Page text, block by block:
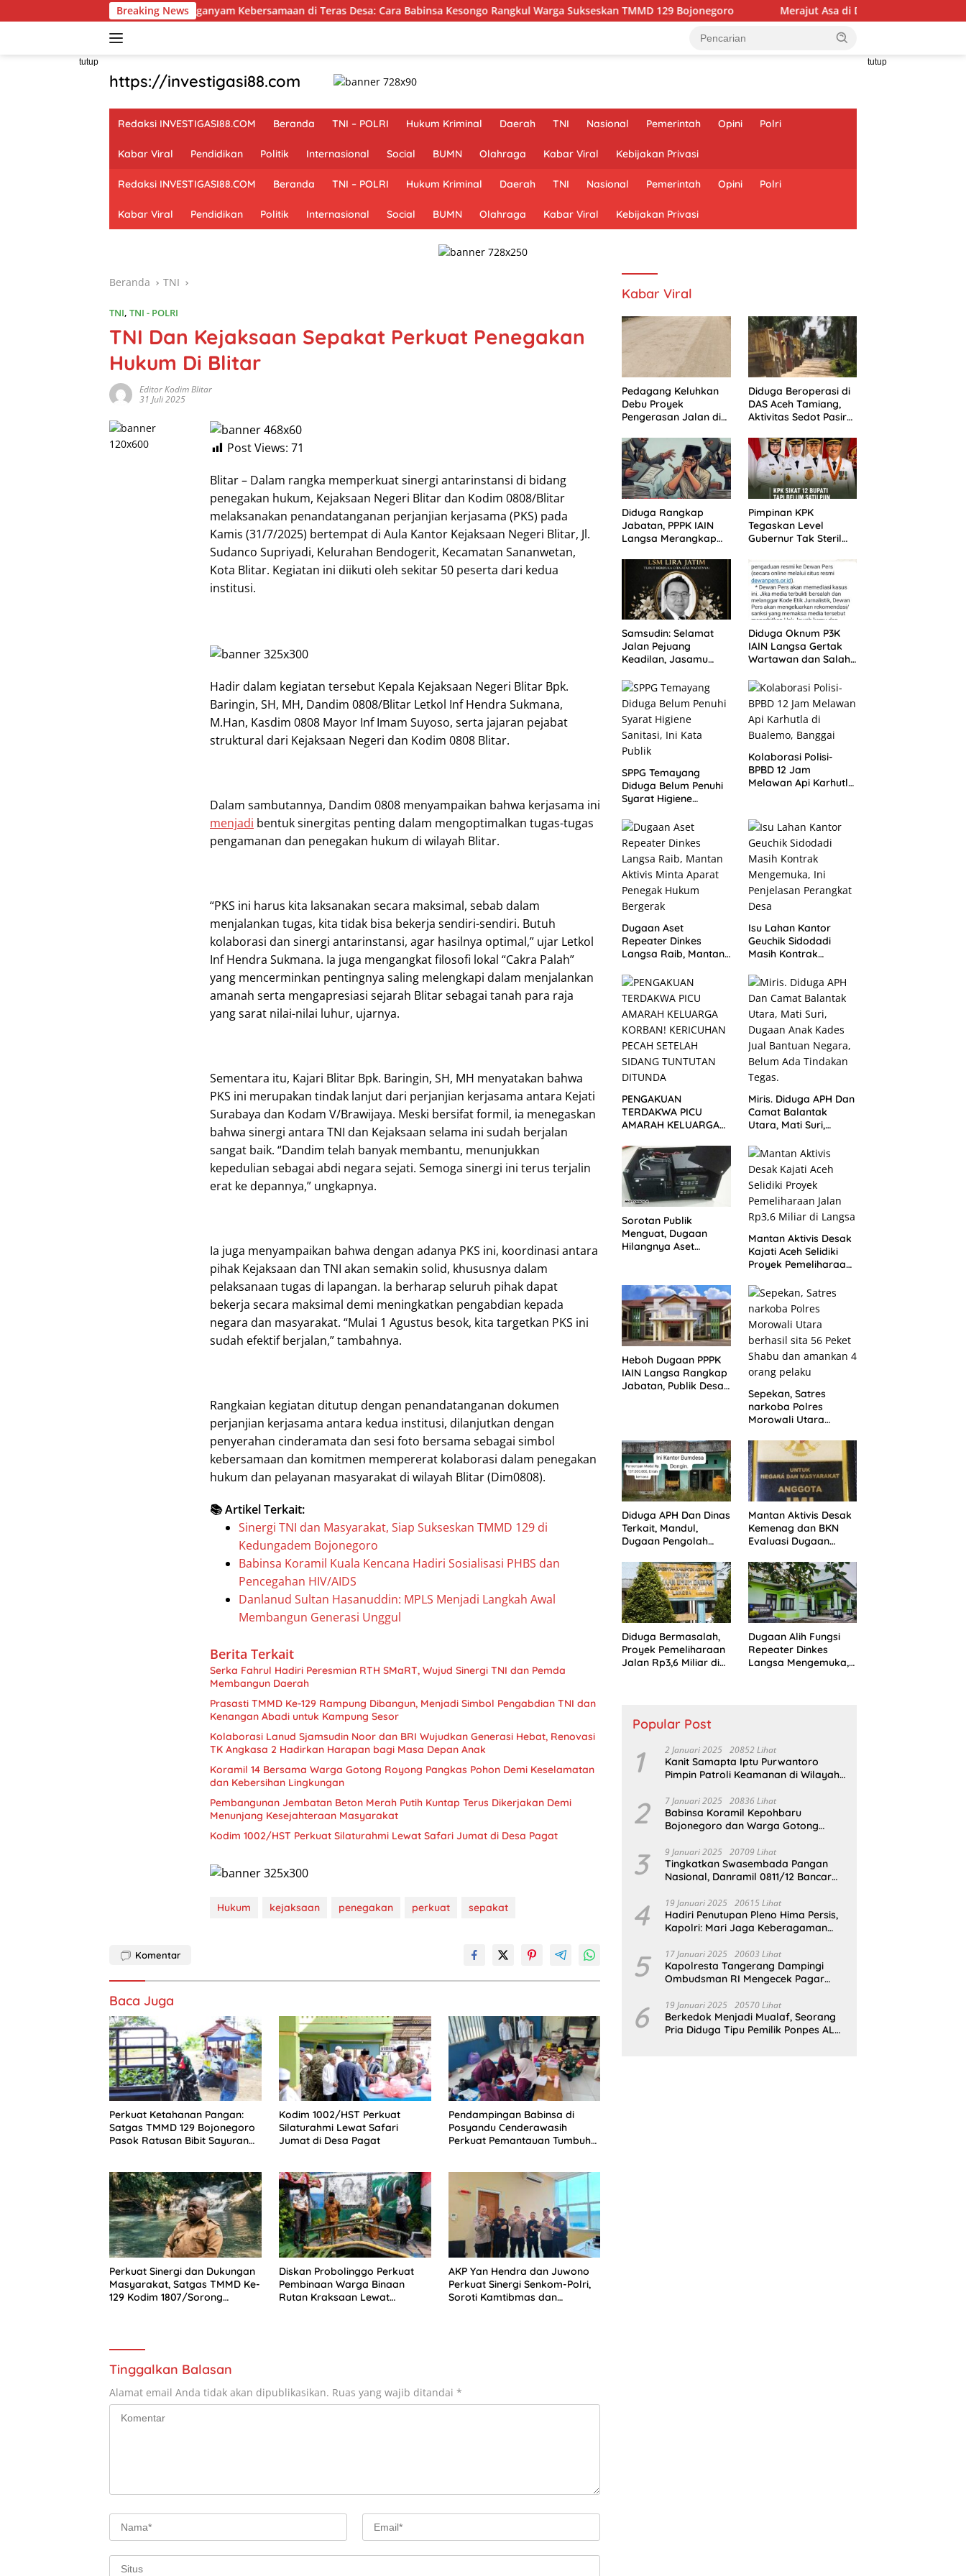
ke
Breaking News
Menganyam Kebersamaan di Teras Desa: Cara Babinsa Kesongo Rangkul Warga Sukseskan TMMD 129 Bojonegoro Merajut Asa di Dusun Krebet: Satgas TMMD 129
tutup tutup
https://investigasi88.com
Redaksi INVESTIGASI88.COM Beranda TNI – POLRI Hukum Kriminal Daerah TNI Nasional Pemerintah Opini Polri
Kabar Viral Pendidikan Politik Internasional Social BUMN Olahraga Kabar Viral Kebijakan Privasi
Redaksi INVESTIGASI88.COM Beranda TNI – POLRI Hukum Kriminal Daerah TNI Nasional Pemerintah Opini Polri
Kabar Viral Pendidikan Politik Internasional Social BUMN Olahraga Kabar Viral Kebijakan Privasi
Beranda TNI
TNI, TNI - POLRI
TNI Dan Kejaksaan Sepakat Perkuat Penegakan
Hukum Di Blitar
Editor Kodim Blitar
31 Juli 2025
Post Views: 71
Blitar – Dalam rangka memperkuat sinergi antarinstansi di bidang
penegakan hukum, Kejaksaan Negeri Blitar dan Kodim 0808/Blitar
melaksanakan penandatanganan perjanjian kerjasama (PKS) pada
Kamis (31/7/2025) bertempat di Aula Kantor Kejaksaan Negeri Blitar, Jl.
Sudanco Supriyadi, Kelurahan Bendogerit, Kecamatan Sananwetan,
Kota Blitar. Kegiatan ini diikuti oleh sekitar 50 peserta dari kedua
institusi.
Hadir dalam kegiatan tersebut Kepala Kejaksaan Negeri Blitar Bpk.
Baringin, SH, MH, Dandim 0808/Blitar Letkol Inf Hendra Sukmana,
M.Han, Kasdim 0808 Mayor Inf Imam Suyoso, serta jajaran pejabat
struktural dari Kejaksaan Negeri dan Kodim 0808 Blitar.
Dalam sambutannya, Dandim 0808 menyampaikan bahwa kerjasama ini
menjadi bentuk sinergitas penting dalam mengoptimalkan tugas-tugas
pengamanan dan penegakan hukum di wilayah Blitar.
“PKS ini harus kita laksanakan secara maksimal, sebab dalam
menjalankan tugas, kita tidak bisa bekerja sendiri-sendiri. Butuh
kolaborasi dan sinergi antarinstansi, agar hasilnya optimal,” ujar Letkol
Inf Hendra Sukmana. Ia juga mengangkat filosofi lokal “Cakra Palah”
yang mencerminkan pentingnya saling melengkapi dalam menjalankan
amanah serta mengapresiasi sejarah Blitar sebagai tanah para raja
yang sarat nilai-nilai luhur, ujarnya.
Sementara itu, Kajari Blitar Bpk. Baringin, SH, MH menyatakan bahwa
PKS ini merupakan tindak lanjut dari perjanjian kerjasama antara Kejati
Surabaya dan Kodam V/Brawijaya. Meski bersifat formil, ia menegaskan
bahwa sinergi antara TNI dan Kejaksaan selama ini sudah berjalan
sangat baik. “Dandim telah banyak membantu, menunjukkan
kepedulian sebagai abdi negara sejati. Semoga sinergi ini terus terjalin
erat ke depannya,” ungkapnya.
Ia juga menyampaikan bahwa dengan adanya PKS ini, koordinasi antara
pihak Kejaksaan dan TNI akan semakin solid, khususnya dalam
pelaksanaan tugas di lapangan. Ia berharap seluruh pihak dapat
bekerja secara maksimal demi meningkatkan pengabdian kepada
negara dan masyarakat. “Mulai 1 Agustus besok, kita targetkan PKS ini
sudah efektif berjalan,” tambahnya.
Rangkaian kegiatan ditutup dengan penandatanganan dokumen
perjanjian kerjasama antara kedua institusi, dilanjutkan dengan
penyerahan cinderamata dan sesi foto bersama sebagai simbol
kebersamaan dan komitmen mempererat kolaborasi dalam penegakan
hukum dan pelayanan masyarakat di wilayah Blitar (Dim0808).
📚 Artikel Terkait:
Sinergi TNI dan Masyarakat, Siap Sukseskan TMMD 129 di
Kedungadem Bojonegoro
Babinsa Koramil Kuala Kencana Hadiri Sosialisasi PHBS dan
Pencegahan HIV/AIDS
Danlanud Sultan Hasanuddin: MPLS Menjadi Langkah Awal
Membangun Generasi Unggul
Berita Terkait
Serka Fahrul Hadiri Peresmian RTH SMaRT, Wujud Sinergi TNI dan Pemda
Membangun Daerah
Prasasti TMMD Ke-129 Rampung Dibangun, Menjadi Simbol Pengabdian TNI dan
Kenangan Abadi untuk Kampung Sesor
Kolaborasi Lanud Sjamsudin Noor dan BRI Wujudkan Generasi Hebat, Renovasi
TK Angkasa 2 Hadirkan Harapan bagi Masa Depan Anak
Koramil 14 Bersama Warga Gotong Royong Pangkas Pohon Demi Keselamatan
dan Kebersihan Lingkungan
Pembangunan Jembatan Beton Merah Putih Kuntap Terus Dikerjakan Demi
Menunjang Kesejahteraan Masyarakat
Kodim 1002/HST Perkuat Silaturahmi Lewat Safari Jumat di Desa Pagat
Hukum kejaksaan penegakan perkuat sepakat
Komentar
Baca Juga
Perkuat Ketahanan Pangan:
Satgas TMMD 129 Bojonegoro
Pasok Ratusan Bibit Sayuran
Kodim 1002/HST Perkuat
Silaturahmi Lewat Safari
Jumat di Desa Pagat
Pendampingan Babinsa di
Posyandu Cenderawasih
Perkuat Pemantauan Tumbuh
Perkuat Sinergi dan Dukungan
Masyarakat, Satgas TMMD Ke-
129 Kodim 1807/Sorong
Diskan Probolinggo Perkuat
Pembinaan Warga Binaan
Rutan Kraksaan Lewat
AKP Yan Hendra dan Juwono
Perkuat Sinergi Senkom-Polri,
Soroti Kamtibmas dan
Tinggalkan Balasan
Alamat email Anda tidak akan dipublikasikan. Ruas yang wajib ditandai *
Kabar Viral
Pedagang Keluhkan
Debu Proyek
Pengerasan Jalan di
Kampung Aceh
Tamiang
Diduga Beroperasi di
DAS Aceh Tamiang,
Aktivitas Sedot Pasir
Dipertanyakan Izin
Diduga Rangkap
Jabatan, PPPK IAIN
Langsa Merangkap
Sorotan Warga
Pimpinan KPK
Tegaskan Level
Gubernur Tak Steril
Cukup, Bukan
Dilindungi
Samsudin: Selamat
Jalan Pejuang
Keadilan, Jasamu
Diduga Oknum P3K
IAIN Langsa Gertak
Wartawan dan Salah
Klarifikasi ke Media
SPPG Temayang
Diduga Belum Penuhi
Syarat Higiene
Publik
Kolaborasi Polisi-
BPBD 12 Jam
Melawan Api Karhutla
Dugaan Aset
Repeater Dinkes
Langsa Raib, Mantan
Penegak Hukum
Bergerak
Isu Lahan Kantor
Geuchik Sidodadi
Masih Kontrak
Penjelasan Perangkat
Desa
PENGAKUAN
TERDAKWA PICU
AMARAH KELUARGA
PECAH SETELAH
SIDANG TUNTUTAN
DITUNDA
Miris. Diduga APH Dan
Camat Balantak
Utara, Mati Suri,
Jual Bantuan Negara,
Belum Ada Tindakan
Tegas. ​
Sorotan Publik
Menguat, Dugaan
Hilangnya Aset
Terjawab
Mantan Aktivis Desak
Kajati Aceh Selidiki
Proyek Pemeliharaan
Langsa
Heboh Dugaan PPPK
IAIN Langsa Rangkap
Jabatan, Publik Desak
Sepekan, Satres
narkoba Polres
Morowali Utara
Shabu dan amankan
4 orang pelaku
Diduga APH Dan Dinas
Terkait, Mandul,
Dugaan Pengolah
Langgar Aturan,
Abaikan Program
Pemerintah.
Mantan Aktivis Desak
Kemenag dan BKN
Evaluasi Dugaan
PPPK di IAIN Langsa
Diduga Bermasalah,
Proyek Pemeliharaan
Jalan Rp3,6 Miliar di
Dugaan Alih Fungsi
Repeater Dinkes
Langsa Mengemuka,
Popular Post
1 2 Januari 2025 20852 Lihat
Kanit Samapta Iptu Purwantoro
Pimpin Patroli Keamanan di Wilayah
2 7 Januari 2025 20836 Lihat
Babinsa Koramil Kepohbaru
Bojonegoro dan Warga Gotong
Gedung SDN Pejok
3 9 Januari 2025 20709 Lihat
Tingkatkan Swasembada Pangan
Nasional, Danramil 0811/12 Bancar
Petani Tanam Padi Di Desa Pugoh
4 19 Januari 2025 20615 Lihat
Hadiri Penutupan Pleno Hima Persis,
Kapolri: Mari Jaga Keberagaman
2045
5 17 Januari 2025 20603 Lihat
Kapolresta Tangerang Dampingi
Ombudsman RI Mengecek Pagar
6 19 Januari 2025 20570 Lihat
Berkedok Menjadi Mualaf, Seorang
Pria Diduga Tipu Pemilik Ponpes AL